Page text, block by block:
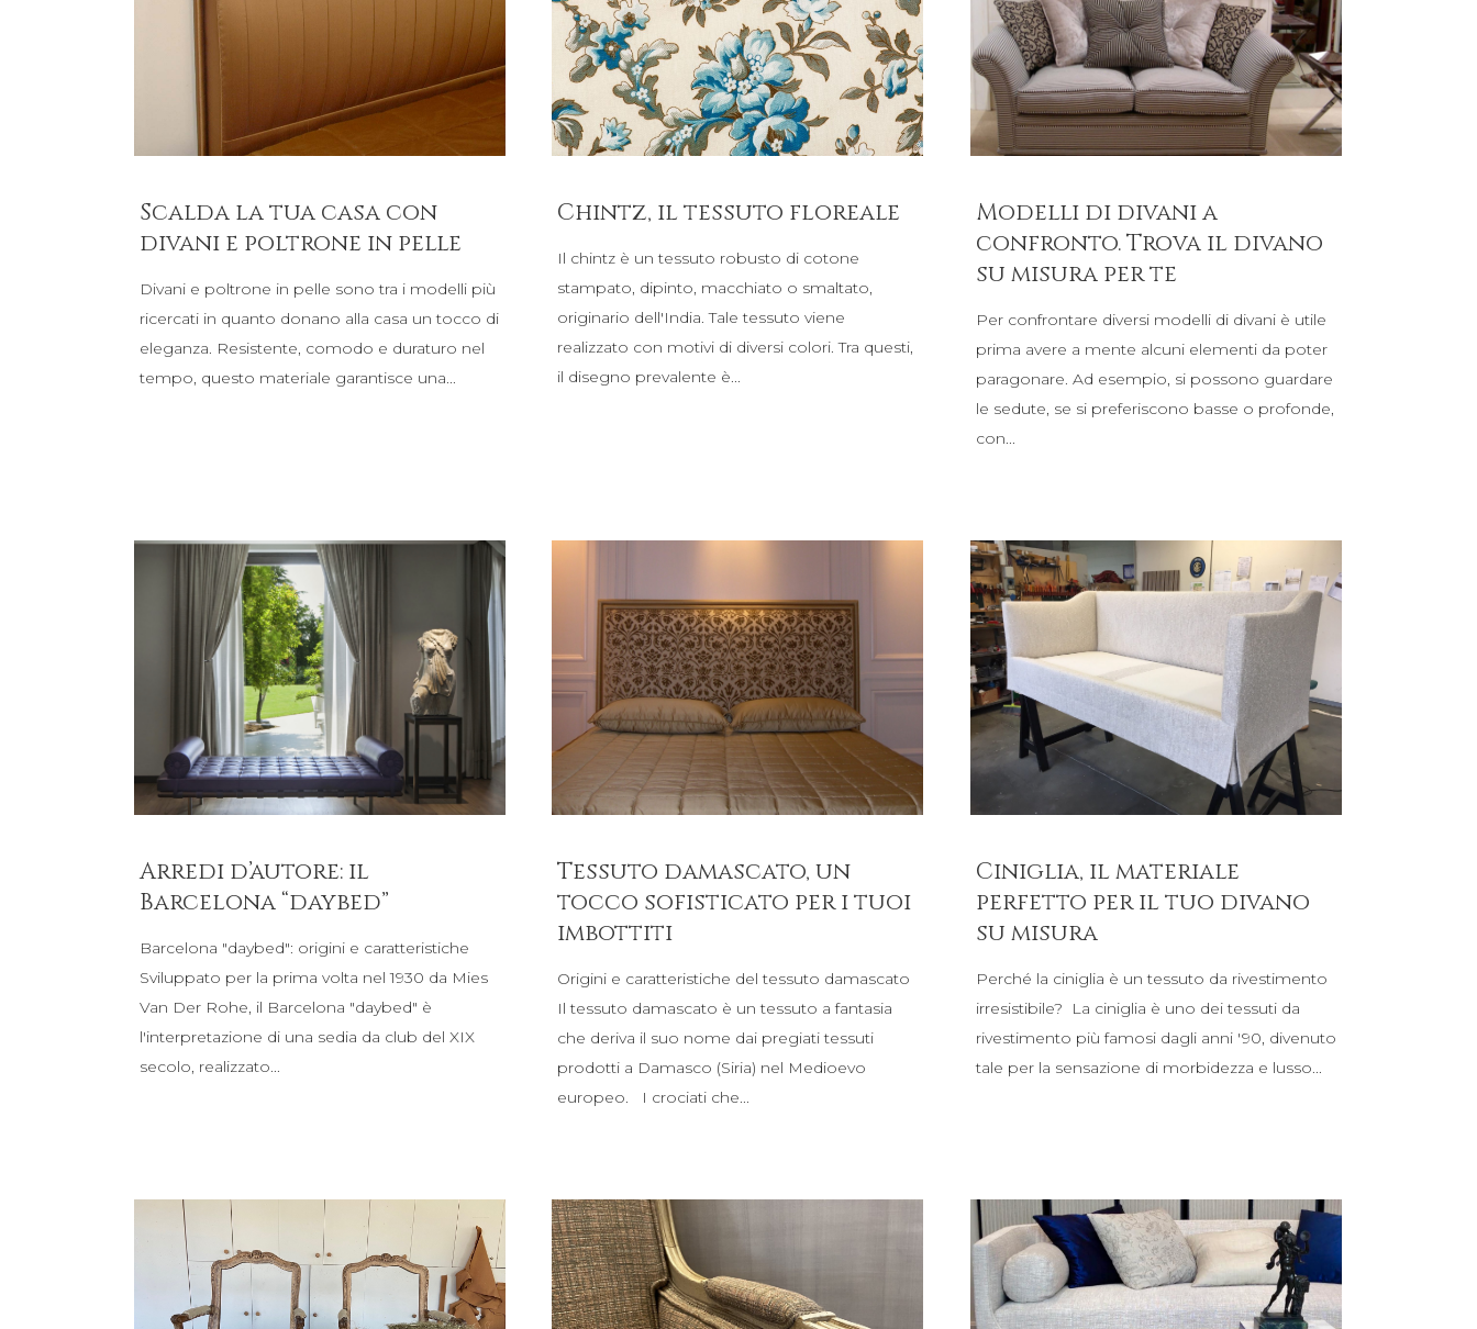
Scalda la tua casa con
divani e poltrone in pelle
Divani e poltrone in pelle sono tra i modelli più
ricercati in quanto donano alla casa un tocco di
eleganza. Resistente, comodo e duraturo nel
tempo, questo materiale garantisce una
Chintz, il tessuto floreale
Il chintz è un tessuto robusto di cotone
stampato, dipinto, macchiato o smaltato,
originario dell'India. Tale tessuto viene
realizzato con motivi di diversi colori. Tra questi,
il disegno prevalente è
Modelli di divani a
confronto. Trova il divano
su misura per te
Per confrontare diversi modelli di divani è utile
prima avere a mente alcuni elementi da poter
paragonare. Ad esempio, si possono guardare
le sedute, se si preferiscono basse o profonde,
con
Arredi d’autore: il
Barcelona “daybed”
Barcelona "daybed": origini e caratteristiche
Sviluppato per la prima volta nel 1930 da Mies
Van Der Rohe, il Barcelona "daybed" è
l'interpretazione di una sedia da club del XIX
secolo, realizzato
Tessuto damascato, un
tocco sofisticato per i tuoi
imbottiti
Origini e caratteristiche del tessuto damascato
Il tessuto damascato è un tessuto a fantasia
che deriva il suo nome dai pregiati tessuti
prodotti a Damasco (Siria) nel Medioevo
europeo. I crociati che
Ciniglia, il materiale
perfetto per il tuo divano
su misura
Perché la ciniglia è un tessuto da rivestimento
irresistibile? La ciniglia è uno dei tessuti da
rivestimento più famosi dagli anni '90, divenuto
tale per la sensazione di morbidezza e lusso